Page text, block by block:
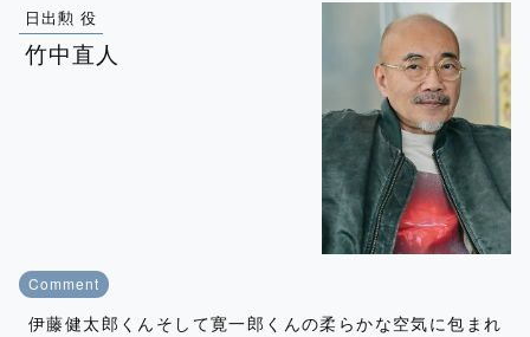
日出勲 役
竹中直人
Comment
伊藤健太郎くんそして寛一郎くんの柔らかな空気に包まれ